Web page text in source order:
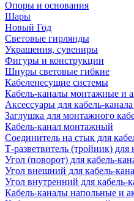
Опоры и основания
Шары
Новый Год
Световые гирлянды
Украшения, сувениры
Фигуры и конструкции
Шнуры световые гибкие
Кабеленесущие системы
Кабель-каналы монтажные и
Аксессуары для кабель-
Заглушка для монтажного
Кабель-канал монтажный
Соединитель на стык для
Т-разветвитель (тройник) для
Угол (поворот) для кабель-
Угол внешний для кабель-
Угол внутренний для кабель-
Кабель-каналы напольные и